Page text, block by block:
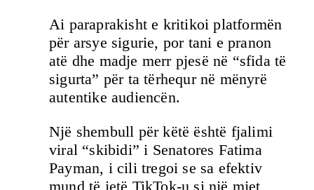
Ai paraprakisht e kritikoi platformën
për arsye sigurie, por tani e pranon
atë dhe madje merr pjesë në “sfida të
sigurta” për ta tërhequr në mënyrë
autentike audiencën.
Një shembull për këtë është fjalimi
viral “skibidi” i Senatores Fatima
Payman, i cili tregoi se sa efektiv
mund të jetë TikTok-u si një mjet